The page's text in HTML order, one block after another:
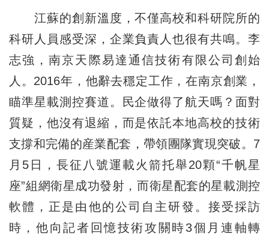
江蘇的創新溫度，不僅高校和科研院所的
科研人員感受深，企業負責人也很有共鳴。李
志強，南京天際易達通信技術有限公司創始
人。2016年，他辭去穩定工作，在南京創業，
瞄準星載測控賽道。民企做得了航天嗎？面對
質疑，他沒有退縮，而是依託本地高校的技術
支撐和完備的産業配套，帶領團隊實現突破。7
月5日，長征八號運載火箭托舉20顆“千帆星
座”組網衛星成功發射，而衛星配套的星載測控
軟體，正是由他的公司自主研發。接受採訪
時，他向記者回憶技術攻關時3個月連軸轉